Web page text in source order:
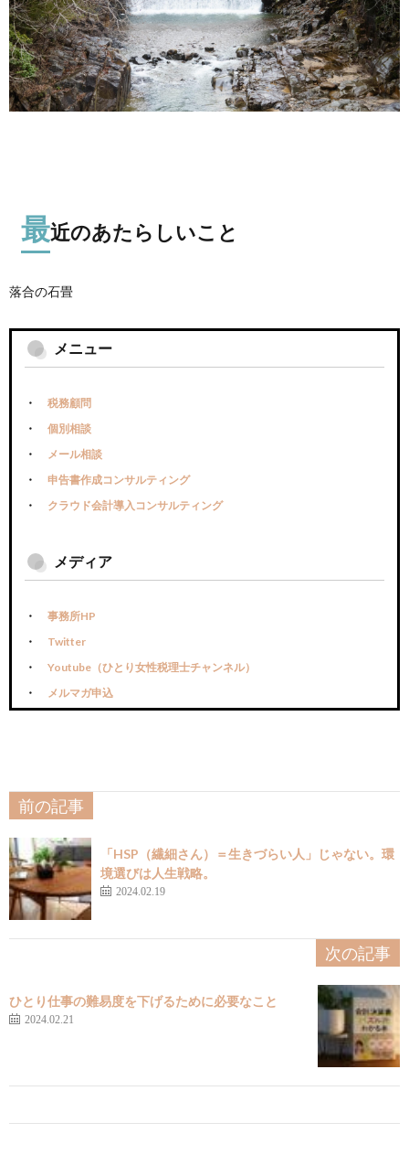
最近のあたらしいこと
落合の石畳
メニュー
税務顧問
個別相談
メール相談
申告書作成コンサルティング
クラウド会計導入コンサルティング
メディア
事務所HP
Twitter
Youtube（ひとり女性税理士チャンネル）
メルマガ申込
前の記事
「HSP（繊細さん）＝生きづらい人」じゃない。環
境選びは人生戦略。
2024.02.19
次の記事
ひとり仕事の難易度を下げるために必要なこと
2024.02.21